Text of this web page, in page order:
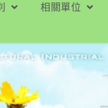
相關單位